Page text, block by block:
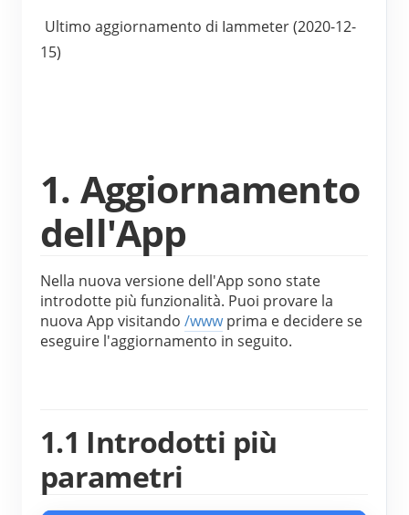
Misuratore virtuale
Sistema di previsione e simulazione energetica
Applicazioni
Monitor energetico per sistema solare FV
Monitor del consumo elettrico
Monitoraggio energetico della fabbrica
Negozio
Risorse
Video tutorial
FAQ
Notizie
Centro contributori
Attività IAMMETER
Contatto
Chi siamo
Ultimo aggiornamento di Iammeter (2020-12-
15)
1. Aggiornamento
dell'App
Nella nuova versione dell'App sono state
introdotte più funzionalità. Puoi provare la
nuova App visitando /www prima e decidere se
eseguire l'aggiornamento in seguito.
1.1 Introdotti più
parametri